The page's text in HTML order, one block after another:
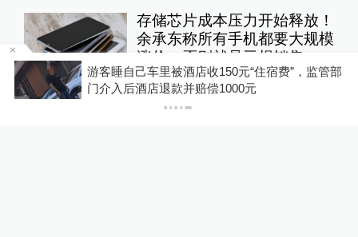
存储芯片成本压力开始释放！
余承东称所有手机都要大规模
涨价，否则就是亏损销售
10%公司 12小时前 53评
游客睡自己车里被酒店收150元“住宿费”，监管部
门介入后酒店退款并赔偿1000元